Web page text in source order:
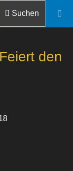
Suchen
den